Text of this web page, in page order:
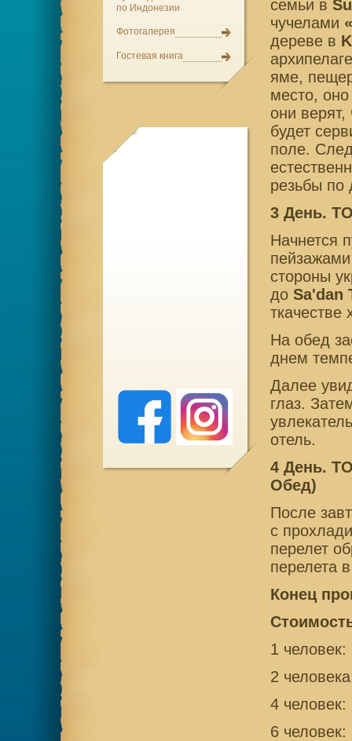
по Индонезии
Фотогалерея
Гостевая книга
семьи в
чучелами
дереве в
яме,
место,
они
будет
поле.
резьбы по
3 День.
Начнется
стороны
до Sa'dan
ткачестве
На обед
днем
Далее
глаз.
отель.
4 День.
Обед)
После
с
перелет
перелета
Конец
1 человек:
2
4 человек:
6 человек: